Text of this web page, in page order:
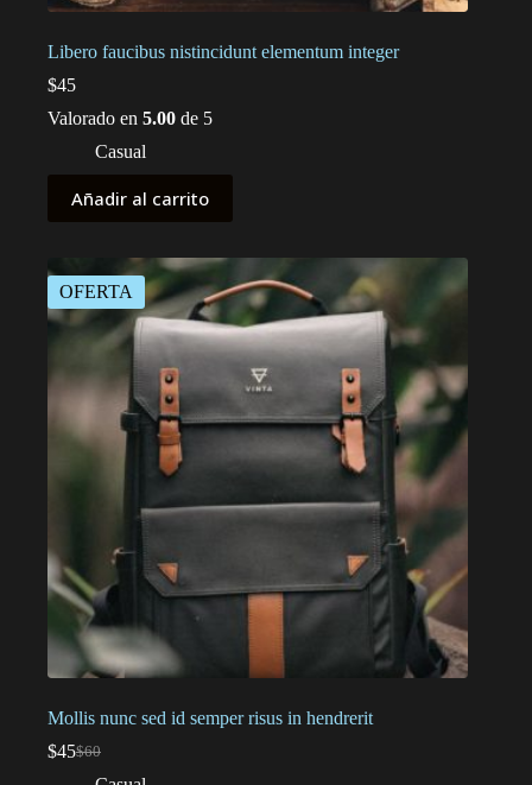
Libero faucibus nistincidunt elementum integer
$45
Valorado en 5.00 de 5
Casual
Añadir al carrito
OFERTA
Mollis nunc sed id semper risus in hendrerit
$60
El
$45El